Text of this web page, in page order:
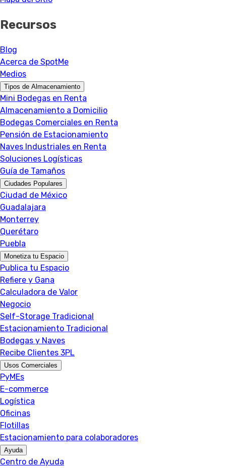
Recursos
Blog
Acerca de SpotMe
Medios
Tipos de Almacenamiento
Mini Bodegas en Renta
Almacenamiento a Domicilio
Bodegas Comerciales en Renta
Pensión de Estacionamiento
Naves Industriales en Renta
Soluciones Logísticas
Guía de Tamaños
Ciudades Populares
Ciudad de México
Guadalajara
Monterrey
Querétaro
Puebla
Monetiza tu Espacio
Publica tu Espacio
Refiere y Gana
Calculadora de Valor
Negocio
Self-Storage Tradicional
Estacionamiento Tradicional
Bodegas y Naves
Recibe Clientes 3PL
Usos Comerciales
PyMEs
E-commerce
Logística
Oficinas
Flotillas
Estacionamiento para colaboradores
Ayuda
Centro de Ayuda